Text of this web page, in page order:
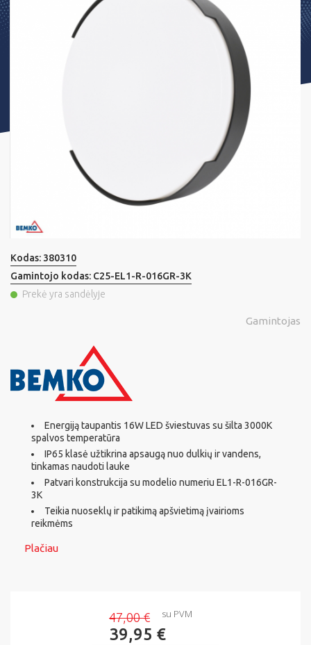
Kodas: 380310
Gamintojo kodas: C25-EL1-R-016GR-3K
Prekė yra sandėlyje
Gamintojas
Energiją taupantis 16W LED šviestuvas su šilta 3000K
spalvos temperatūra
IP65 klasė užtikrina apsaugą nuo dulkių ir vandens,
tinkamas naudoti lauke
Patvari konstrukcija su modelio numeriu EL1-R-016GR-
3K
Teikia nuoseklų ir patikimą apšvietimą įvairioms
reikmėms
Plačiau
47,00 €
39,95 €
su PVM